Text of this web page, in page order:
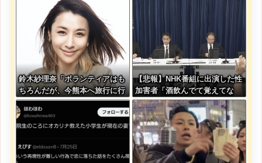
鈴木紗理奈「ボランティアはも
ちろんだが、今熊本へ旅行に行
くことも支援になる」
【悲報】NHK番組に出演した性
加害者「酒飲んでて覚えてな
い」